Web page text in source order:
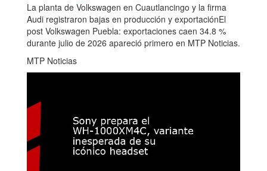
La planta de Volkswagen en Cuautlancingo y la firma
Audi registraron bajas en producción y exportaciónEl
post Volkswagen Puebla: exportaciones caen 34.8 %
durante julio de 2026 apareció primero en MTP Noticias.
MTP Noticias